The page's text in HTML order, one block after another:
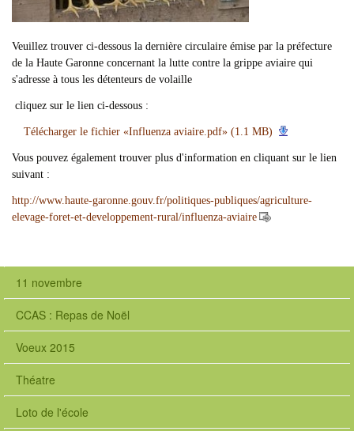
Veuillez trouver ci-dessous la dernière circulaire émise par la préfecture
de la Haute Garonne concernant la lutte contre la grippe aviaire qui
s'adresse à tous les détenteurs de volaille
cliquez sur le lien ci-dessous :
Télécharger le fichier «Influenza aviaire.pdf» (1.1 MB)
Vous pouvez également trouver plus d'information en cliquant sur le lien
suivant :
http://www.haute-garonne.gouv.fr/politiques-publiques/agriculture-
elevage-foret-et-developpement-rural/influenza-aviaire
11 novembre
CCAS : Repas de Noël
Voeux 2015
Théatre
Loto de l'école